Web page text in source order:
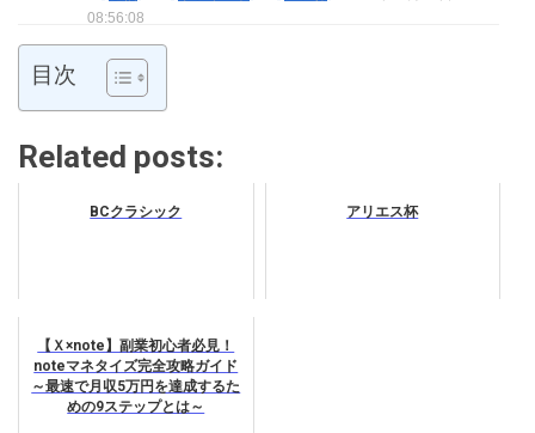
08:56:08
目次
Related posts:
BCクラシック アリエス杯
【Ｘ×note】副業初心者必見！
noteマネタイズ完全攻略ガイド
～最速で月収5万円を達成するた
めの9ステップとは～